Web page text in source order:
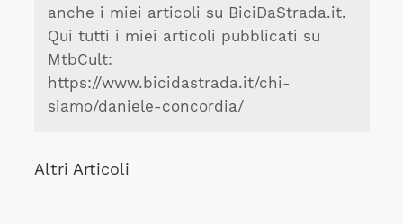
anche i miei articoli su BiciDaStrada.it.
Qui tutti i miei articoli pubblicati su
MtbCult:
https://www.bicidastrada.it/chi-
siamo/daniele-concordia/
Altri Articoli